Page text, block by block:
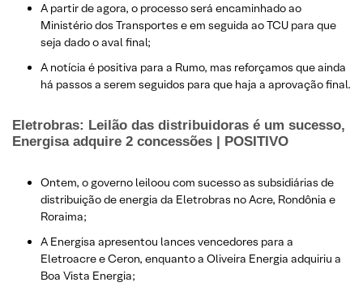
A partir de agora, o processo será encaminhado ao
Ministério dos Transportes e em seguida ao TCU para que
seja dado o aval final;
A notícia é positiva para a Rumo, mas reforçamos que ainda
há passos a serem seguidos para que haja a aprovação final.
Eletrobras: Leilão das distribuidoras é um sucesso,
Energisa adquire 2 concessões | POSITIVO
Ontem, o governo leiloou com sucesso as subsidiárias de
distribuição de energia da Eletrobras no Acre, Rondônia e
Roraima;
A Energisa apresentou lances vencedores para a
Eletroacre e Ceron, enquanto a Oliveira Energia adquiriu a
Boa Vista Energia;